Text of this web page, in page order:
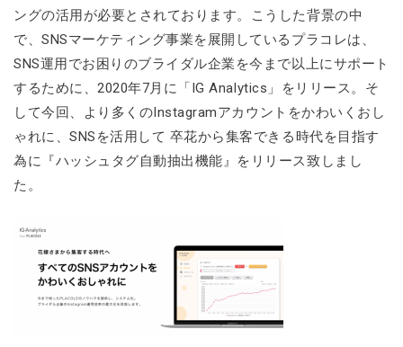
ングの活用が必要とされております。こうした背景の中
で、SNSマーケティング事業を展開しているプラコレは、
SNS運用でお困りのブライダル企業を今まで以上にサポート
するために、2020年7月に「IG Analytics」をリリース。そ
して今回、より多くのInstagramアカウントをかわいくおし
ゃれに、SNSを活用して 卒花から集客できる時代を目指す
為に『ハッシュタグ自動抽出機能』をリリース致しまし
た。